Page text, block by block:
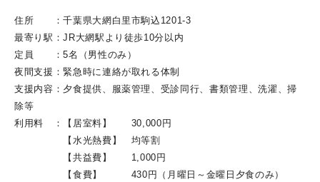
住所 ：千葉県大網白里市駒込1201-3
最寄り駅：JR大網駅より徒歩10分以内
定員 ：5名（男性のみ）
夜間支援：緊急時に連絡が取れる体制
支援内容：夕食提供、服薬管理、受診同行、書類管理、洗濯、掃
除等
利用料 ：【居室料】 30,000円
【水光熱費】 均等割
【共益費】 1,000円
【食費】 430円（月曜日～金曜日夕食のみ）